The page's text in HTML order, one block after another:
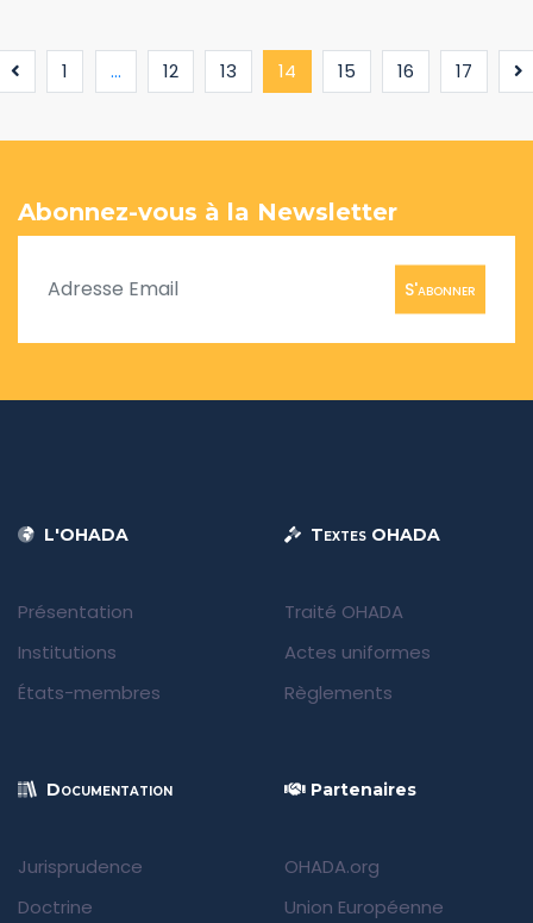
1 ... 12 13 14(current)
15 16 17
Abonnez-vous à la Newsletter
S'abonner
L'OHADA
Présentation
Institutions
États-membres
Textes OHADA
Traité OHADA
Actes uniformes
Règlements
Documentation
Jurisprudence
Doctrine
Partenaires
OHADA.org
Union Européenne